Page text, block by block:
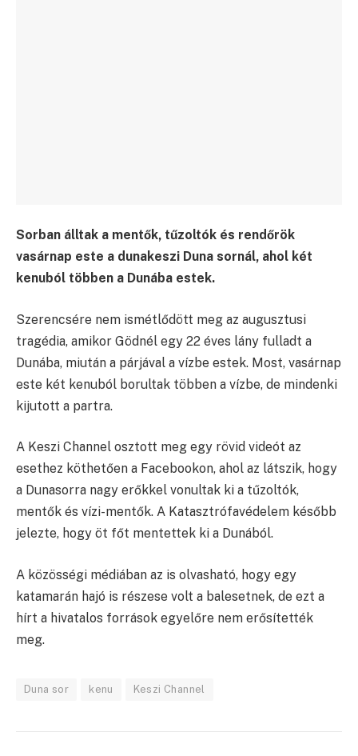
Sorban álltak a mentők, tűzoltók és rendőrök
vasárnap este a dunakeszi Duna sornál, ahol két
kenuból többen a Dunába estek.
Szerencsére nem ismétlődött meg az augusztusi
tragédia, amikor Gödnél egy 22 éves lány fulladt a
Dunába, miután a párjával a vízbe estek. Most, vasárnap
este két kenuból borultak többen a vízbe, de mindenki
kijutott a partra.
A Keszi Channel osztott meg egy rövid videót az
esethez köthetően a Facebookon, ahol az látszik, hogy
a Dunasorra nagy erőkkel vonultak ki a tűzoltók,
mentők és vízi-mentők. A Katasztrófavédelem később
jelezte, hogy öt főt mentettek ki a Dunából.
A közösségi médiában az is olvasható, hogy egy
katamarán hajó is részese volt a balesetnek, de ezt a
hírt a hivatalos források egyelőre nem erősítették
meg.
Duna sor kenu Keszi Channel